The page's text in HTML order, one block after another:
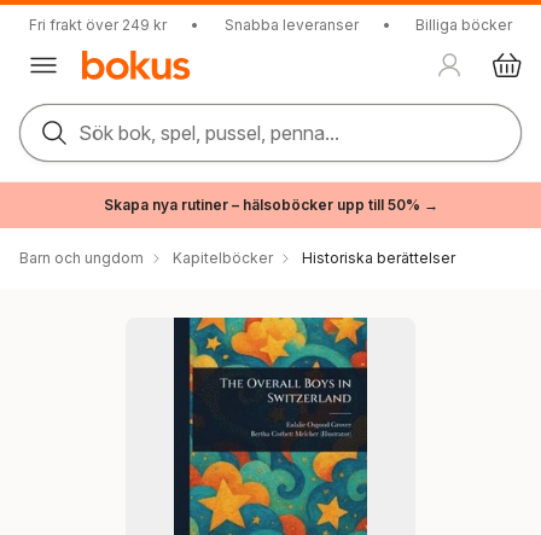
Fri frakt över 249 kr • Snabba leveranser • Billiga böcker
Sök bok, spel, pussel, penna...
Skapa nya rutiner – hälsoböcker upp till 50% →
Barn och ungdom Kapitelböcker Historiska berättelser